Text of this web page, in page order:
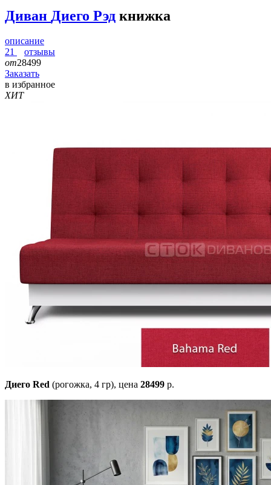
Диван Диего Рэд книжка
описание
21
отзывы
от28499
Заказать
в избранное
ХИТ
Диего Red (рогожка, 4 гр), цена 28499 р.